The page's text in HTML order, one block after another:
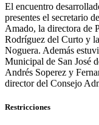
El encuentro
presentes el secretario
Amado, la directora de
Rodríguez del Curto y
Noguera. Además
Municipal de San José
Andrés Soperez y
director del Consejo
Restricciones